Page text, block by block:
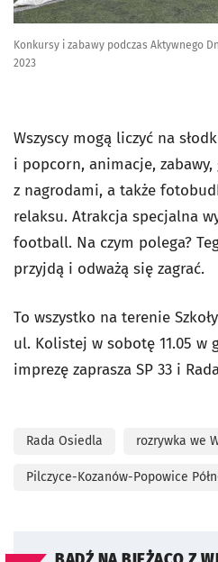
Konkursy i zabawy podczas Aktywnego
2023
Wszyscy mogą liczyć na
i popcorn, animacje,
z nagrodami, a także
relaksu. Atrakcja specjalna
football. Na czym polega?
przyjdą i odważą się zagrać.
To wszystko na terenie
ul. Kolistej w sobotę 11.05 w
imprezę zaprasza SP 33 i
Rada Osiedla rozrywka we
Pilczyce-Kozanów-Popowice